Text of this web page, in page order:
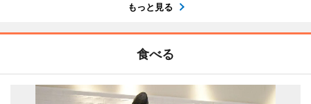
もっと見る
食べる